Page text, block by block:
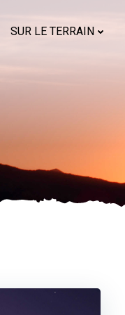
SUR LE TERRAIN